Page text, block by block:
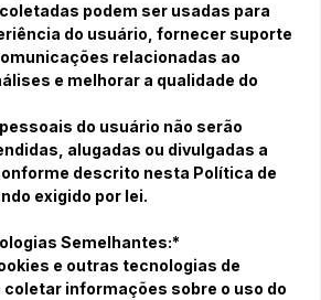
podem ser usadas para
do usuário, fornecer suporte
relacionadas ao
e melhorar a qualidade do
do usuário não serão
alugadas ou divulgadas a
descrito nesta Política de
exigido por lei.
Semelhantes:*
e outras tecnologias de
informações sobre o uso do